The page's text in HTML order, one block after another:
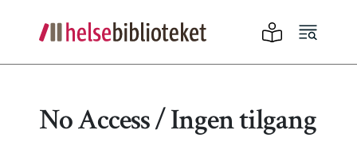
No Access / Ingen tilgang